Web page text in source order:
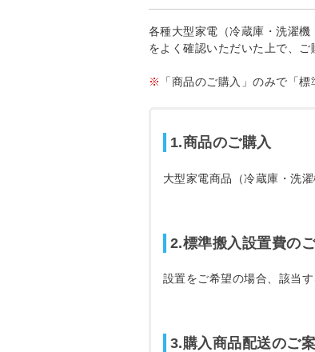
各種大型家電（冷蔵庫・洗濯
をよく確認いただいた上で、ご
※ 「商品のご購入」のみで「
1.商品のご購入
大型家電商品（冷蔵庫・洗
2.標準搬入設置費の
設置をご希望の場合、該当
3.購入商品配送のご